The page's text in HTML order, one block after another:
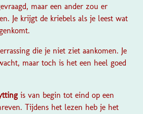
maar een ander zou er
Je krijgt de kriebels als je leest wat
die je niet ziet aankomen. Je
maar toch is het een heel goed
is van begin tot eind op een
Tijdens het lezen heb je het